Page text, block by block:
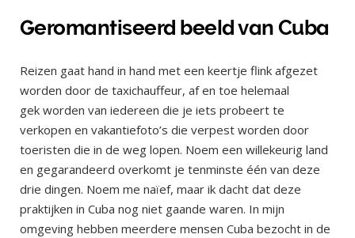
Geromantiseerd beeld van Cuba
Reizen gaat hand in hand met een keertje flink afgezet
worden door de taxichauffeur, af en toe helemaal
gek worden van iedereen die je iets probeert te
verkopen en vakantiefoto’s die verpest worden door
toeristen die in de weg lopen. Noem een willekeurig land
en gegarandeerd overkomt je tenminste één van deze
drie dingen. Noem me naïef, maar ik dacht dat deze
praktijken in Cuba nog niet gaande waren. In mijn
omgeving hebben meerdere mensen Cuba bezocht in de